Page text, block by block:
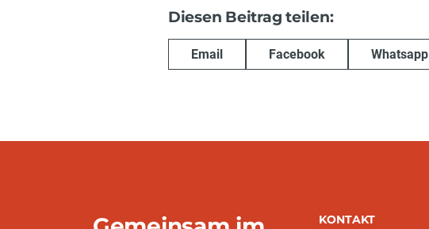
Diesen Beitrag teilen:
Email Facebook Whatsapp
KONTAKT